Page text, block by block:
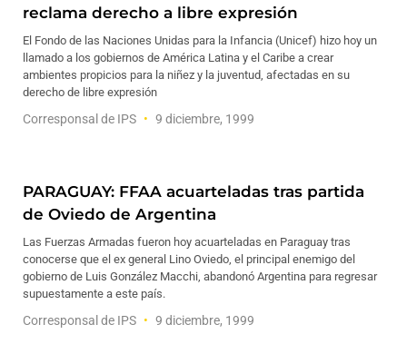
reclama derecho a libre expresión
El Fondo de las Naciones Unidas para la Infancia (Unicef) hizo hoy un
llamado a los gobiernos de América Latina y el Caribe a crear
ambientes propicios para la niñez y la juventud, afectadas en su
derecho de libre expresión
Corresponsal de IPS 9 diciembre, 1999
PARAGUAY: FFAA acuarteladas tras partida
de Oviedo de Argentina
Las Fuerzas Armadas fueron hoy acuarteladas en Paraguay tras
conocerse que el ex general Lino Oviedo, el principal enemigo del
gobierno de Luis González Macchi, abandonó Argentina para regresar
supuestamente a este país.
Corresponsal de IPS 9 diciembre, 1999